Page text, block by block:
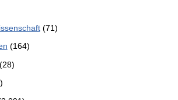
(71)
(164)